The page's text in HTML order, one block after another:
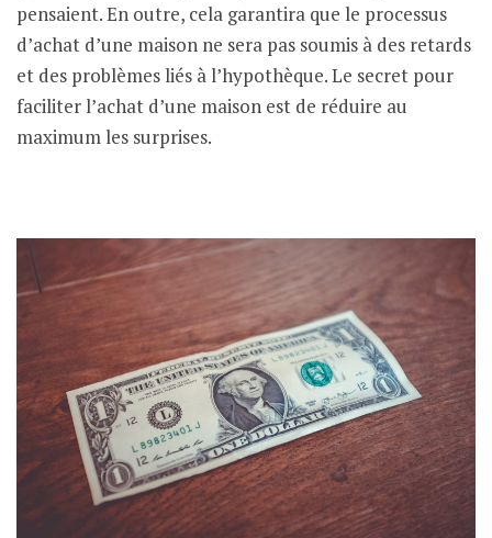
pensaient. En outre, cela garantira que le processus
d’achat d’une maison ne sera pas soumis à des retards
et des problèmes liés à l’hypothèque. Le secret pour
faciliter l’achat d’une maison est de réduire au
maximum les surprises.